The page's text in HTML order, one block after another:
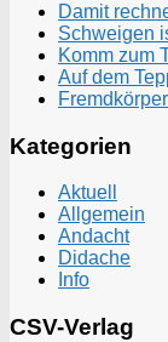
Damit
Schweigen
Komm zum
Auf dem
Kategorien
Aktuell
Allgemein
Andacht
Didache
Info
CSV-Verlag